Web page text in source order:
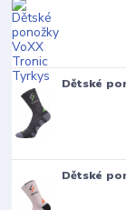
Dětské
Dětské